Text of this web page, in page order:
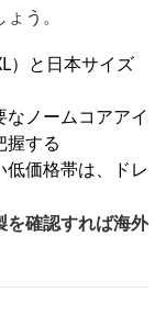
う。
）と日本サイズ
なノームコアアイ
握する
価格帯は、ドレ
を確認すれば海外